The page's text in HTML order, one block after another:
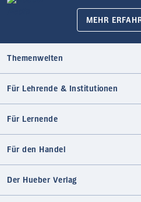
MEHR
Themenwelten
Für Lehrende & Institutionen
Für Lernende
Für den Handel
Der Hueber Verlag